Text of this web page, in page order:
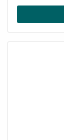
facile et